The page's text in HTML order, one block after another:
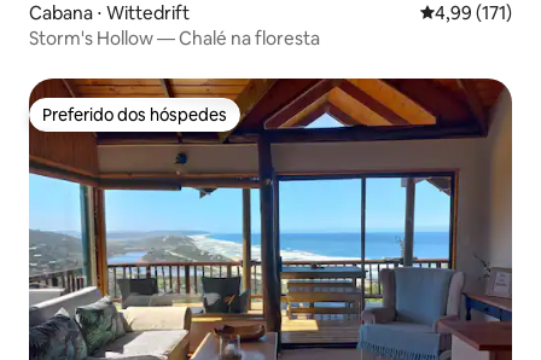
Cabana ⋅ Wittedrift 4,99 de uma
4,99 (171)
Storm's Hollow — Chalé na floresta
Preferido dos hóspedes
Preferido dos hóspedes